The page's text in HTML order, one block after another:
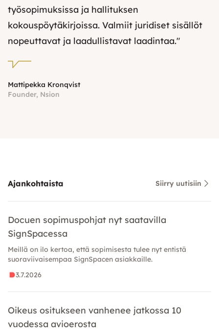
työsopimuksissa ja hallituksen
kokouspöytäkirjoissa. Valmiit juridiset sisällöt
nopeuttavat ja laadullistavat laadintaa."
Mattipekka Kronqvist
Founder, Nsion
Ajankohtaista Siirry uutisiin
Docuen sopimuspohjat nyt saatavilla
SignSpacessa
Meillä on ilo kertoa, että sopimisesta tulee nyt entistä
suoraviivaisempaa SignSpacen asiakkaille.
3.7.2026
Oikeus ositukseen vanhenee jatkossa 10
vuodessa avioerosta